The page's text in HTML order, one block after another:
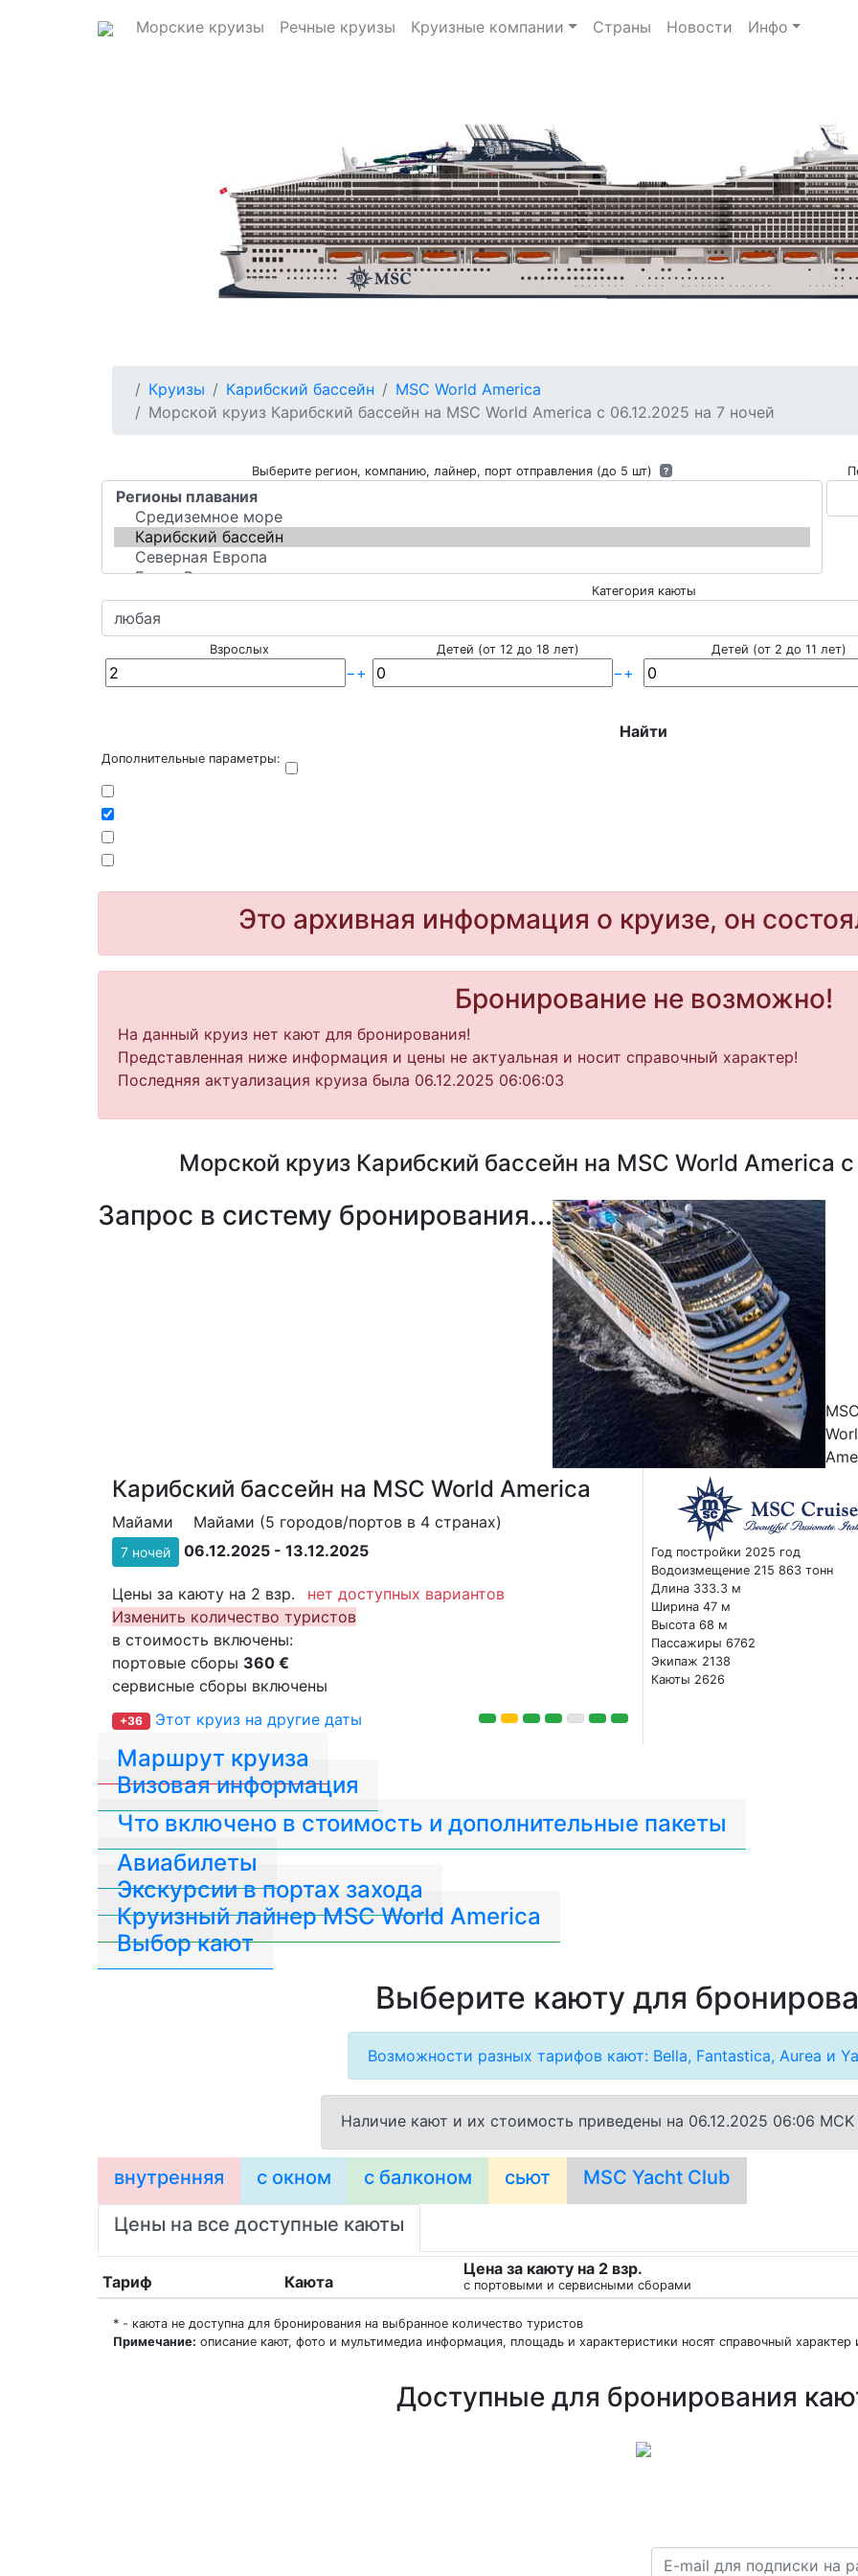
Морские круизы Речные круизы Круизные компании Страны Новости Инфо
Круизы Карибский бассейн
MSC World America
Морской круиз Карибский бассейн на MSC World America с 06.12.2025 на 7 ночей
Выберите регион, компанию, лайнер, порт отправления (до 5 шт) ?
Категория каюты
Взрослых
−+
Детей (от 12 до 18 лет)
−+
Детей (от 2 до 11 лет)
Найти
Дополнительные параметры:
Это архивная информация о круизе, он
Бронирование не возможно!
На данный круиз нет кают для бронирования!
Представленная ниже информация и цены не актуальная и носит справочный характер!
Последняя актуализация круиза была 06.12.2025 06:06:03
Морской круиз Карибский бассейн на MSC World America
MSC
Карибский бассейн на MSC World America
Майами Майами (5 городов/портов в 4 странах)
7 ночей 06.12.2025 - 13.12.2025
Цены за каюту на 2 взр.
нет доступных вариантов
Изменить количество туристов
в стоимость включены:
портовые сборы 360 €
сервисные сборы включены
+36 Этот круиз на другие даты
Год постройки 2025 год
Водоизмещение 215 863 тонн
Длина 333.3 м
Ширина 47 м
Высота 68 м
Пассажиры 6762
Экипаж 2138
Каюты 2626
Запрос в систему бронирования...
Маршрут круиза
Визовая информация
Авиабилеты
Что включено в стоимость и дополнительные пакеты
Экскурсии в портах захода
Круизный лайнер MSC World America
Выбор кают
Выберите каюту для
Возможности разных тарифов кают: Bella, Fantastica, Aurea и
Наличие кают и их стоимость приведены на 06.12.2025 06:06 MCK
внутренняя с окном с балконом сьют MSC Yacht Club
Цены на все доступные каюты
Тариф Каюта
Цена за каюту на 2 взр.
с портовыми и сервисными сборами
* - каюта не доступна для бронирования на выбранное количество туристов
Примечание: описание кают, фото и мультимедиа информация, площадь и характеристики носят справочный характер
Доступные для бронирования